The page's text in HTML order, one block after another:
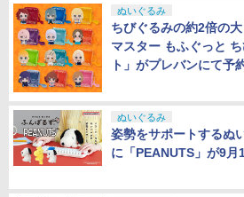
ぬいぐるみ
ちびぐるみの約2倍の
マスター もふぐっと
ト」がプレバンにて予
ぬいぐるみ
姿勢をサポートするぬ
に「PEANUTS」が9月